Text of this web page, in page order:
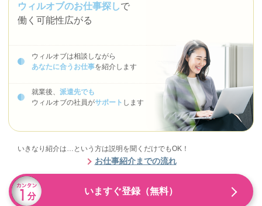
ウィルオブのお仕事探しで
働く可能性広がる
ウィルオブは相談しながら
あなたに合うお仕事を紹介します
就業後、 派遣先でも
ウィルオブの社員がサポート します
いきなり紹介は…という方は説明を聞くだけでもOK！
お仕事紹介までの流れ
いますぐ登録（無料）